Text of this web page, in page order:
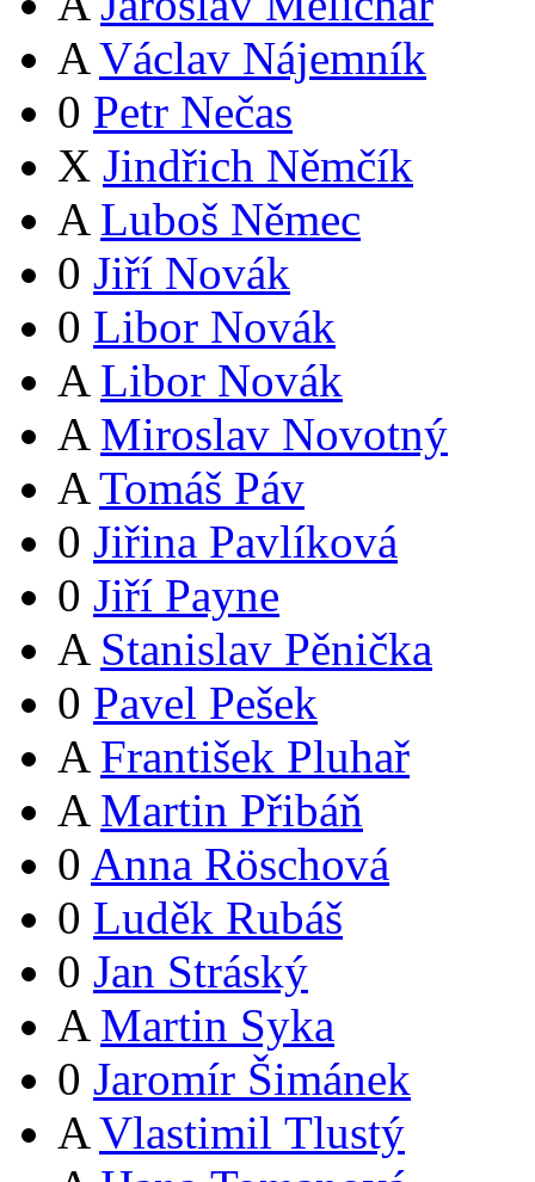
A Václav Nájemník
0 Petr Nečas
X Jindřich Němčík
A Luboš Němec
0 Jiří Novák
0 Libor Novák
A Libor Novák
A Miroslav Novotný
A Tomáš Páv
0 Jiřina Pavlíková
0 Jiří Payne
A Stanislav Pěnička
0 Pavel Pešek
A František Pluhař
A Martin Přibáň
0 Anna Röschová
0 Luděk Rubáš
0 Jan Stráský
A Martin Syka
0 Jaromír Šimánek
A Vlastimil Tlustý